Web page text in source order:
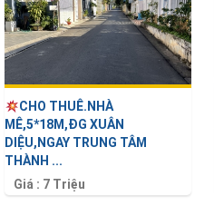
CHO THUÊ.NHÀ
MÊ,5*18M,ĐG XUÂN
DIỆU,NGAY TRUNG TÂM
THÀNH ...
Giá : 7 Triệu